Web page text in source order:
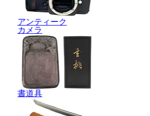
アンティーク
カメラ
書道具